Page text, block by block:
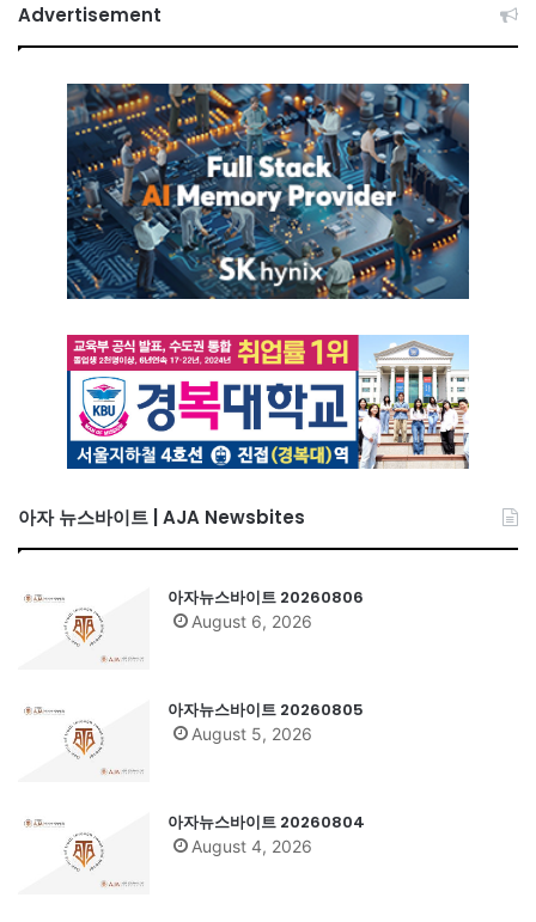
Advertisement
아자 뉴스바이트 | AJA Newsbites
아자뉴스바이트 20260806
August 6, 2026
아자뉴스바이트 20260805
August 5, 2026
아자뉴스바이트 20260804
August 4, 2026